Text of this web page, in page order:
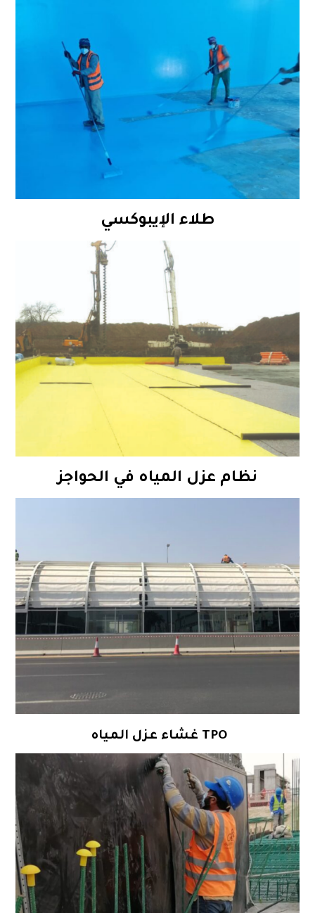
طلاء الإيبوكسي
نظام عزل المياه في الحواجز
TPO غشاء عزل المياه